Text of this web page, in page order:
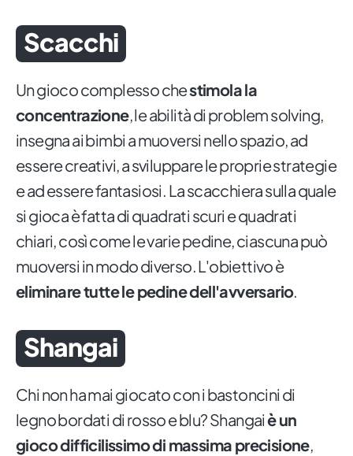
Scacchi
Un gioco complesso chestimola la
concentrazione, le abilità di problem solving,
insegna ai bimbi a muoversi nello spazio, ad
essere creativi, a sviluppare le proprie strategie
e ad essere fantasiosi. La scacchiera sulla quale
si gioca è fatta di quadrati scuri e quadrati
chiari, così come le varie pedine, ciascuna può
muoversi in modo diverso. L'obiettivo è
eliminare tutte le pedine dell'avversario.
Shangai
Chi non ha mai giocato con i bastoncini di
legno bordati di rosso e blu? Shangaiè un
gioco difficilissimo di massima precisione,